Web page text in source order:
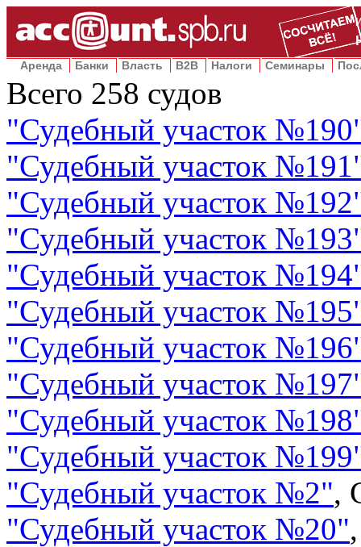
Аренда Банки Власть B2B Налоги Семинары
Всего 258 судов
"Судебный участок №190
"Судебный участок №191
"Судебный участок №192
"Судебный участок №193
"Судебный участок №194
"Судебный участок №195
"Судебный участок №196
"Судебный участок №197
"Судебный участок №198
"Судебный участок №199
"Судебный участок №2",
"Судебный участок №20"